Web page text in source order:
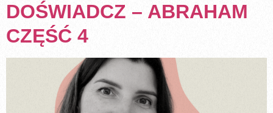
DOŚWIADCZ – ABRAHAM
CZĘŚĆ 4